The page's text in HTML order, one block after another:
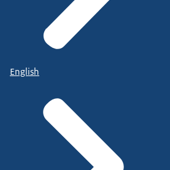
English